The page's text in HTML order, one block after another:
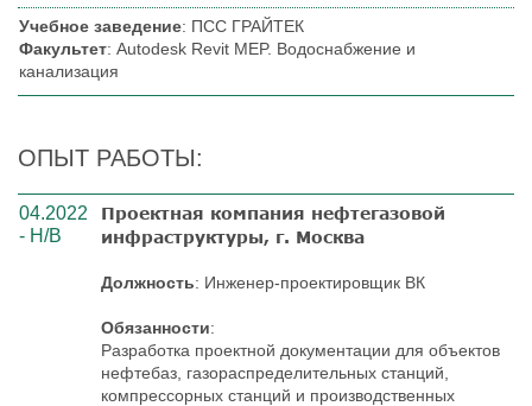
Учебное заведение: ПСС ГРАЙТЕК
Факультет: Autodesk Revit MEP. Водоснабжение и
канализация
ОПЫТ РАБОТЫ:
04.2022
- Н/В
Проектная компания нефтегазовой
инфраструктуры, г. Москва
Должность: Инженер-проектировщик ВК
Обязанности:
Разработка проектной документации для объектов
нефтебаз, газораспределительных станций,
компрессорных станций и производственных